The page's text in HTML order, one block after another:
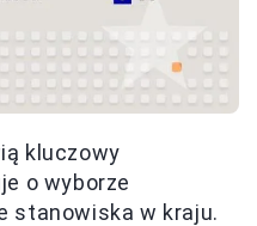
kluczowy
o wyborze
stanowiska w kraju.